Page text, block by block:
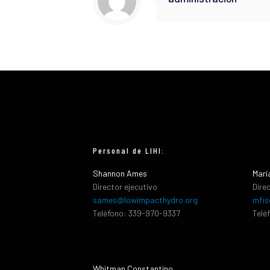
Personal de LIHI:
Shannon Ames
Director ejecutivo
sames@lowimpacthydro.org
Teléfono: 339-970-9337